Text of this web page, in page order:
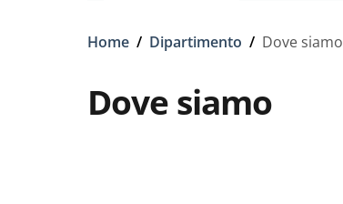
Briciole di pane
Home / Dipartimento / Dove siamo
Dove siamo